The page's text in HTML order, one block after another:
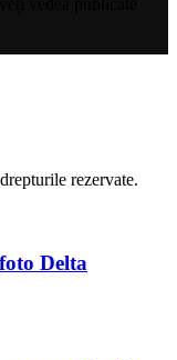
rezervate.
Delta